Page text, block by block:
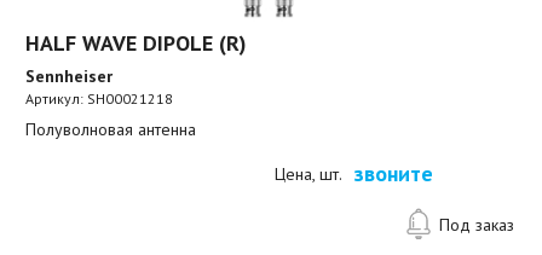
HALF WAVE DIPOLE (R)
Sennheiser
Артикул: SH00021218
Полуволновая антенна
Цена, шт. звоните
Под заказ